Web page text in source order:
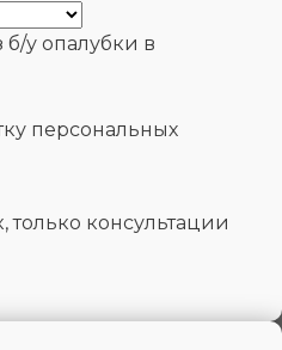
у опалубки в
персональных
только консультации